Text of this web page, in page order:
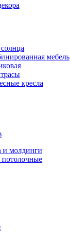
мебель
кресла
и молдинги